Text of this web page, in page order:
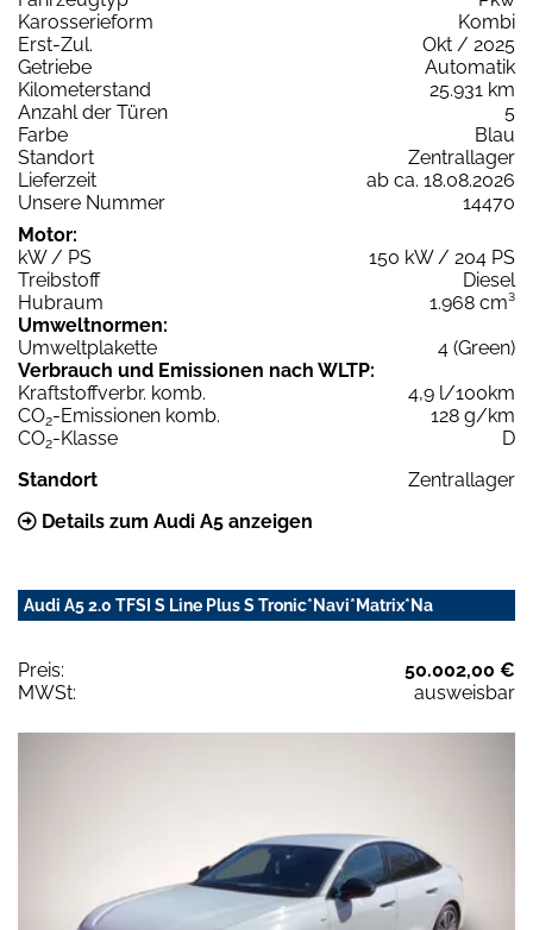
Karosserieform
Kombi
Erst-Zul.
Okt / 2025
Getriebe
Automatik
Kilometerstand
25.931 km
Anzahl der Türen
5
Farbe
Blau
Standort
Zentrallager
Lieferzeit
ab ca. 18.08.2026
Unsere Nummer
14470
Motor:
kW / PS
150 kW / 204 PS
Treibstoff
Diesel
Hubraum
1.968 cm³
Umweltnormen:
Umweltplakette
4 (Green)
Verbrauch und Emissionen nach WLTP:
Kraftstoffverbr. komb.
4,9 l/100km
CO2-Emissionen komb.
128 g/km
CO2-Klasse
D
Standort
Zentrallager
Details zum Audi A5 anzeigen
Audi A5 2.0 TFSI S Line Plus S Tronic*Navi*Matrix*Na
Preis:
50.002,00 €
MWSt:
ausweisbar